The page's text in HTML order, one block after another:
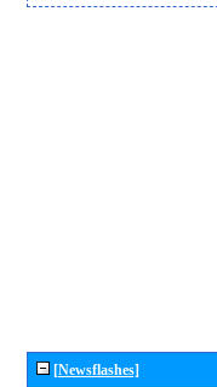
[Newsflashes]